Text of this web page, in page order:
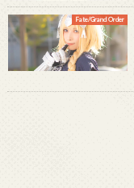
Fate/Grand Order